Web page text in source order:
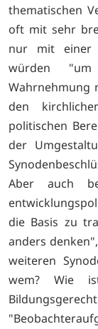
thematischen
oft mit sehr
nur mit einer
würden
Wahrnehmung
den
politischen
der
Aber auch
die Basis zu
anders
weiteren
wem? Wie